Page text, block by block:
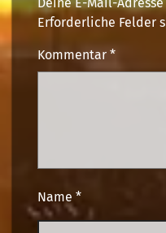
Erforderliche Felder
Kommentar *
Name *